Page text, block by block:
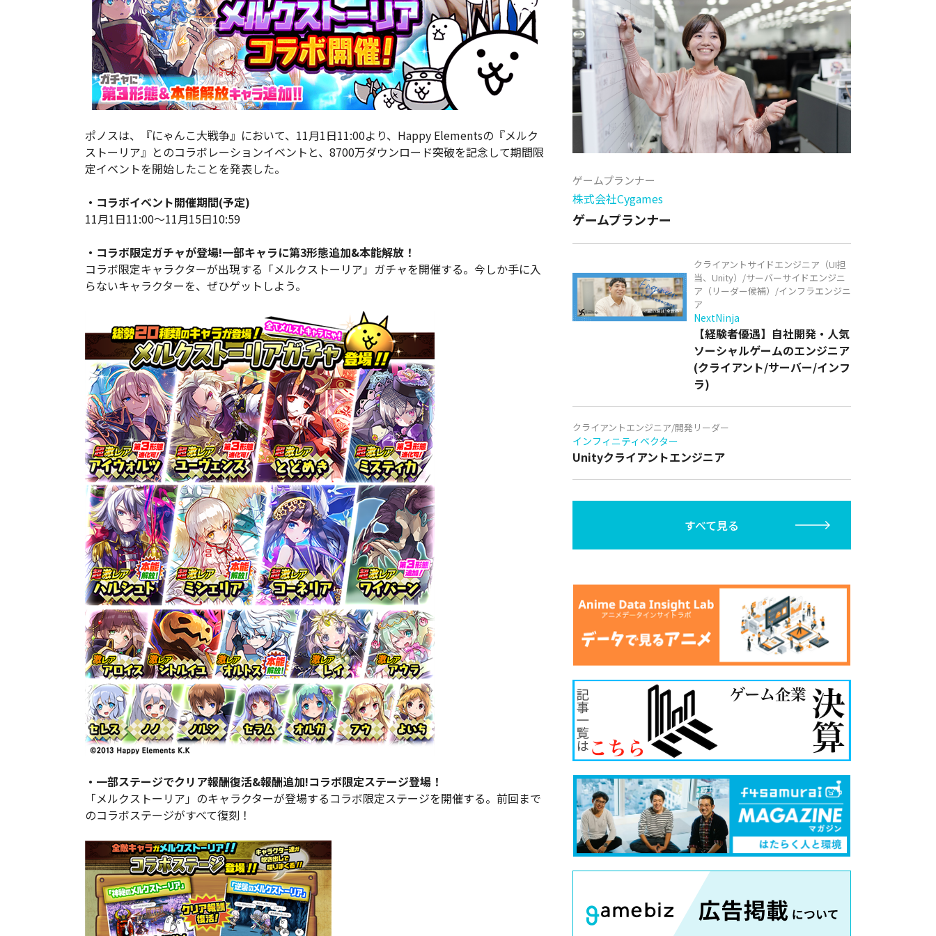
ポノスは、『にゃんこ大戦争』において、11月1日11:00より、Happy Elementsの『メルク
ストーリア』とのコラボレーションイベントと、8700万ダウンロード突破を記念して期間限
定イベントを開始したことを発表した。
・コラボイベント開催期間(予定)
11月1日11:00～11月15日10:59
・コラボ限定ガチャが登場!一部キャラに第3形態追加&本能解放！
コラボ限定キャラクターが出現する「メルクストーリア」ガチャを開催する。今しか手に入
らないキャラクターを、ぜひゲットしよう。
・一部ステージでクリア報酬復活&報酬追加!コラボ限定ステージ登場！
「メルクストーリア」のキャラクターが登場するコラボ限定ステージを開催する。前回まで
のコラボステージがすべて復刻！
ゲームプランナー
株式会社Cygames
ゲームプランナー
クライアントサイドエンジニア（UI担
当、Unity）/サーバーサイドエンジニ
ア（リーダー候補）/インフラエンジニ
ア
NextNinja
【経験者優遇】自社開発・人気
ソーシャルゲームのエンジニア
(クライアント/サーバー/インフ
ラ)
クライアントエンジニア/開発リーダー
インフィニティベクター
Unityクライアントエンジニア
すべて見る